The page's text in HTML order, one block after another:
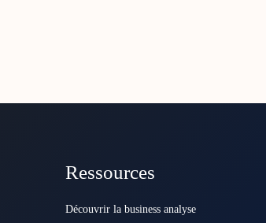
Ressources
Découvrir la business analyse